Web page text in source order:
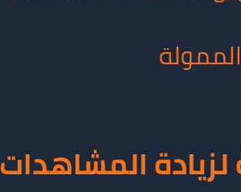
المشاهدات